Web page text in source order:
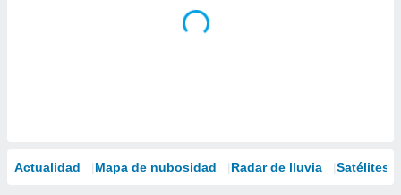
Actualidad Mapa de nubosidad Radar de lluvia Satélites